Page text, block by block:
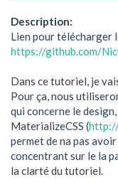
Description:
Lien pour télécharger
https://github.com/
Dans ce tutoriel, je
Pour ça, nous
qui concerne le
MaterializeCSS (
permet de na pas
concentrant sur le la
la clarté du tutoriel.